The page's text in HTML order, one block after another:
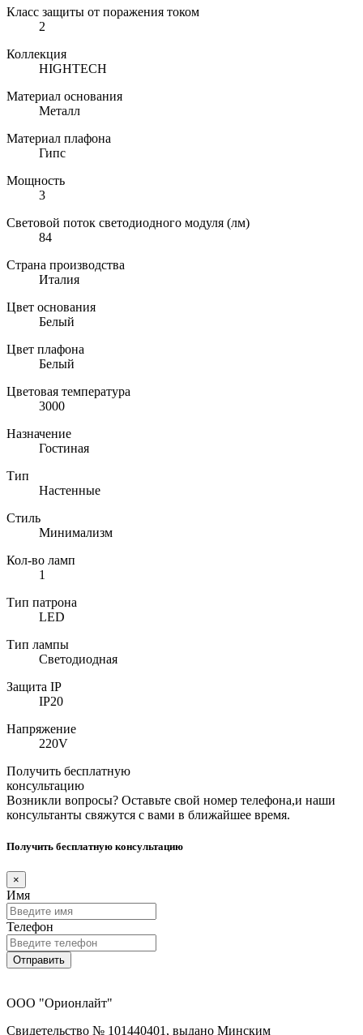
Класс защиты от поражения током
2
Коллекция
HIGHTECH
Материал основания
Металл
Материал плафона
Гипс
Мощность
3
Световой поток светодиодного модуля (лм)
84
Страна производства
Италия
Цвет основания
Белый
Цвет плафона
Белый
Цветовая температура
3000
Назначение
Гостиная
Тип
Настенные
Стиль
Минимализм
Кол-во ламп
1
Тип патрона
LED
Тип лампы
Светодиодная
Защита IP
IP20
Напряжение
220V
Получить бесплатную
консультацию
Возникли вопросы? Оставьте свой номер телефона,и наши
консультанты свяжутся с вами в ближайшее время.
Получить бесплатную консультацию
×
Имя
Телефон
Отправить
ООО "Орионлайт"
Свидетельство № 101440401, выдано Минским